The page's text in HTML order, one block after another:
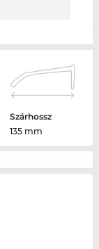
Szárhossz
135 mm